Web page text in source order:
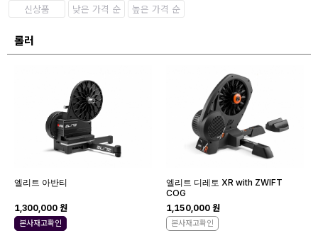
신상품 낮은 가격 순 높은 가격 순
롤러
엘리트 아반티
1,300,000 원
본사재고확인
엘리트 디레토 XR with ZWIFT
COG
1,150,000 원
본사재고확인